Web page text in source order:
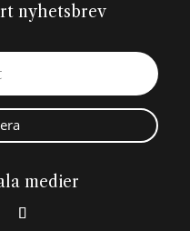
nyhetsbrev
medier